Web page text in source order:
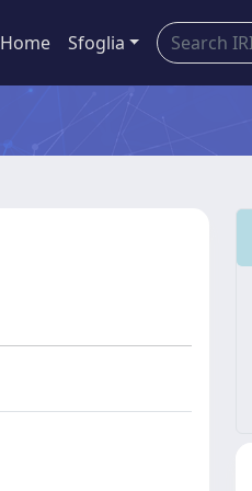
Home Sfoglia